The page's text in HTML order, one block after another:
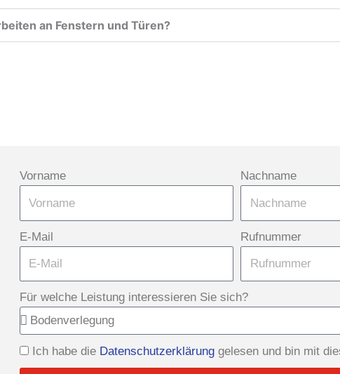
an Fenstern und Türen?
Vorname Nachname
E-Mail Rufnummer
Für welche Leistung interessieren Sie sich?
Ich habe die Datenschutzerklärunggelesen und bin mit